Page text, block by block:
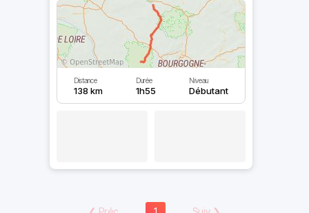
Distance
138 km
Durée
1h55
Niveau
Débutant